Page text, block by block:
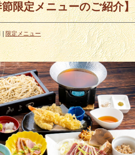
限定メニューのご紹介】
|限定メニュー